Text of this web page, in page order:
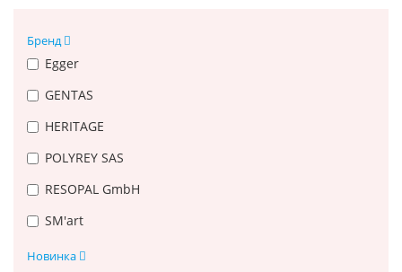
Бренд
Egger
GENTAS
HERITAGE
POLYREY SAS
RESOPAL GmbH
SM'art
Новинка